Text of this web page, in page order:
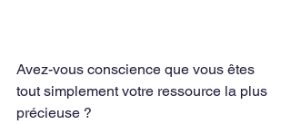
Avez-vous conscience que vous êtes
tout simplement votre ressource la plus
précieuse ?